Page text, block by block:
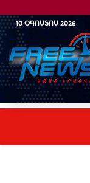
10 ՕԳՈՍՏՈՍ 2026